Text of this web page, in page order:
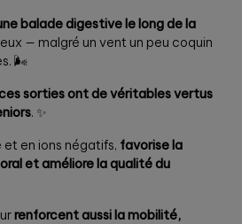
balade digestive le long de la
— malgré un vent un peu coquin
🌬️
sorties ont de véritables vertus
. ✨
et en ions négatifs, favorise la
et améliore la qualité du
renforcent aussi la mobilité,